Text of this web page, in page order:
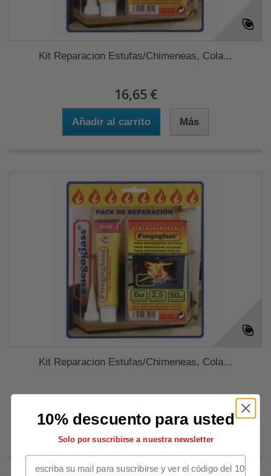
Kit Reparacion Estufas/Chimeneas, Cola...
16,65 €
Añadir al carrito Más
Kit Reparacion Estufas/Chimeneas, Cola...
12,65 €
Añadir al carrito Más
10% descuento para usted
Solo por suscribirse a nuestra newsletter